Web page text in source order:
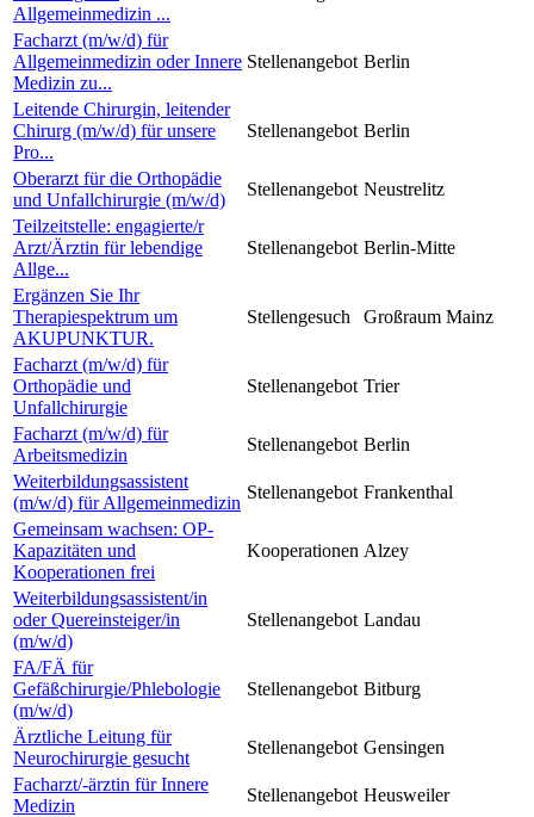
Allgemeinmedizin ...
Facharzt (m/w/d) für
Allgemeinmedizin oder Innere
Medizin zu...
Stellenangebot Berlin
Leitende Chirurgin, leitender
Chirurg (m/w/d) für unsere
Pro...
Stellenangebot Berlin
Oberarzt für die Orthopädie
und Unfallchirurgie (m/w/d)
Stellenangebot Neustrelitz
Teilzeitstelle: engagierte/r
Arzt/Ärztin für lebendige
Allge...
Stellenangebot Berlin-Mitte
Ergänzen Sie Ihr
Therapiespektrum um
AKUPUNKTUR.
Stellengesuch Großraum Mainz
Facharzt (m/w/d) für
Orthopädie und
Unfallchirurgie
Stellenangebot Trier
Facharzt (m/w/d) für
Arbeitsmedizin
Stellenangebot Berlin
Weiterbildungsassistent
(m/w/d) für Allgemeinmedizin
Stellenangebot Frankenthal
Gemeinsam wachsen: OP-
Kapazitäten und
Kooperationen frei
Kooperationen Alzey
Weiterbildungsassistent/in
oder Quereinsteiger/in
(m/w/d)
Stellenangebot Landau
FA/FÄ für
Gefäßchirurgie/Phlebologie
(m/w/d)
Stellenangebot Bitburg
Ärztliche Leitung für
Neurochirurgie gesucht
Stellenangebot Gensingen
Facharzt/-ärztin für Innere
Medizin
Stellenangebot Heusweiler